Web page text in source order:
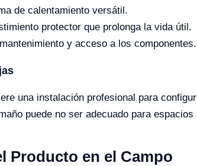
de calentamiento versátil.
protector que prolonga la vida útil.
y acceso a los componentes.
una instalación profesional para
puede no ser adecuado para espacios
Producto en el Campo